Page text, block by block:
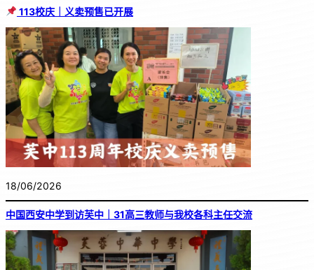
113校庆｜义卖预售已开展
18/06/2026
中国西安中学到访芙中｜31高三教师与我校各科主任交流